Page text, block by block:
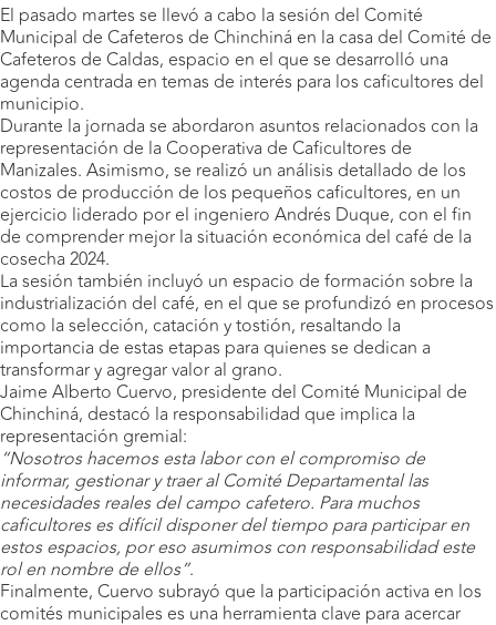
El pasado martes se llevó a cabo la sesión del Comité
Municipal de Cafeteros de Chinchiná en la casa del Comité de
Cafeteros de Caldas, espacio en el que se desarrolló una
agenda centrada en temas de interés para los caficultores del
municipio.
Durante la jornada se abordaron asuntos relacionados con la
representación de la Cooperativa de Caficultores de
Manizales. Asimismo, se realizó un análisis detallado de los
costos de producción de los pequeños caficultores, en un
ejercicio liderado por el ingeniero Andrés Duque, con el fin
de comprender mejor la situación económica del café de la
cosecha 2024.
La sesión también incluyó un espacio de formación sobre la
industrialización del café, en el que se profundizó en procesos
como la selección, catación y tostión, resaltando la
importancia de estas etapas para quienes se dedican a
transformar y agregar valor al grano.
Jaime Alberto Cuervo, presidente del Comité Municipal de
Chinchiná, destacó la responsabilidad que implica la
representación gremial:
“Nosotros hacemos esta labor con el compromiso de
informar, gestionar y traer al Comité Departamental las
necesidades reales del campo cafetero. Para muchos
caficultores es difícil disponer del tiempo para participar en
estos espacios, por eso asumimos con responsabilidad este
rol en nombre de ellos”.
Finalmente, Cuervo subrayó que la participación activa en los
comités municipales es una herramienta clave para acercar